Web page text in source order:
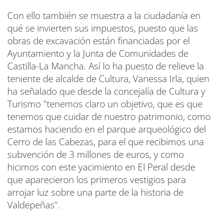
Con ello también se muestra a la ciudadanía en
qué se invierten sus impuestos, puesto que las
obras de excavación están financiadas por el
Ayuntamiento y la Junta de Comunidades de
Castilla-La Mancha. Así lo ha puesto de relieve la
teniente de alcalde de Cultura, Vanessa Irla, quien
ha señalado que desde la concejalía de Cultura y
Turismo "tenemos claro un objetivo, que es que
tenemos que cuidar de nuestro patrimonio, como
estamos haciendo en el parque arqueológico del
Cerro de las Cabezas, para el que recibimos una
subvención de 3 millones de euros, y como
hicimos con este yacimiento en El Peral desde
que aparecieron los primeros vestigios para
arrojar luz sobre una parte de la historia de
Valdepeñas".